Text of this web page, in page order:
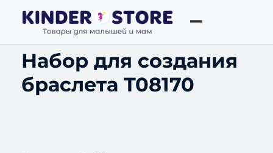
Набор для создания
браслета T08170